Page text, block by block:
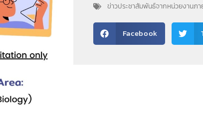
ข่าวประชาสัมพันธ์จากหน่วยงานภ
Facebook